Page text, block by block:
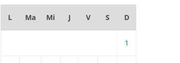
L Ma Mi J V S D
1